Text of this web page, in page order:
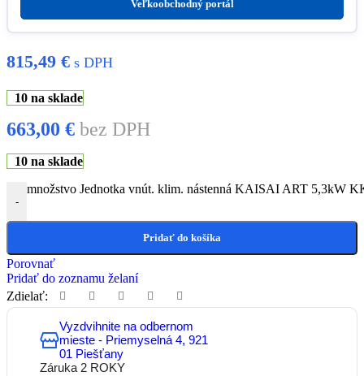
Veľkoobchodný portál
815,49 € s DPH
10 na sklade
663,00 € bez DPH
10 na sklade
-
množstvo Jednotka vnút. klim. nástenná KAISAI ART 5,3kW
Pridať do košíka
Porovnať
Pridať do zoznamu želaní
Zdielať:
Vyzdvihnite na odbernom
mieste - Priemyselná 4, 921
01 Piešťany
Záruka 2 ROKY